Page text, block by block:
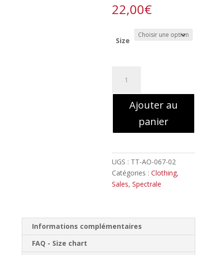
22,00€
Size
Spectrale
Ajouter au
panier
UGS : TT-AO-067-02
Catégories :Clothing,
Sales,Spectrale
Informations complémentaires
FAQ - Size chart